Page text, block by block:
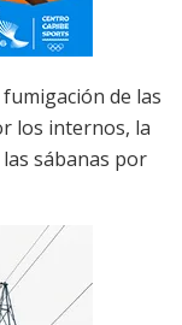
de las
los internos, la
sábanas por